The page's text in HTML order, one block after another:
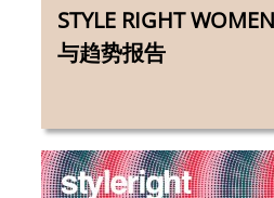
STYLE RIGHT
与趋势报告